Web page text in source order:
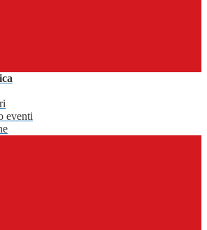
eventi